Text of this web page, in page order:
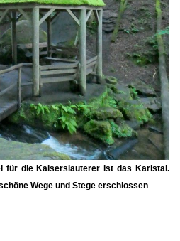
für die Kaiserslauterer ist das Karlstal.
Wege und Stege erschlossen